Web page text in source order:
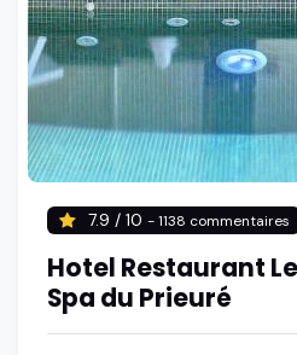
7.9 / 10 - 1138 commentaires
Hotel Restaurant
Spa du Prieuré